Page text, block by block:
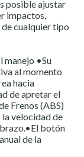
posible ajustar
impactos,
cualquier tipo
manejo •Su
al momento
hacia
de apretar el
Frenos (ABS)
velocidad de
botón
de la